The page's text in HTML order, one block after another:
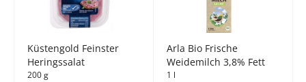
Küstengold Feinster
Heringssalat
200 g
Arla Bio Frische
Weidemilch 3,8% Fett
1 l